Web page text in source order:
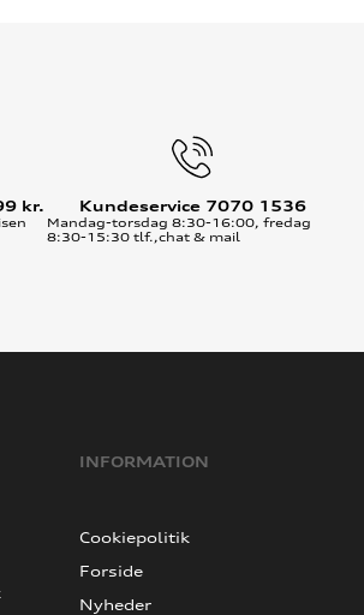
kr. Kundeservice 7070 1536
Mandag-torsdag 8:30-16:00, fredag
8:30-15:30 tlf.,chat & mail
INFORMATION
Cookiepolitik
Forside
Nyheder